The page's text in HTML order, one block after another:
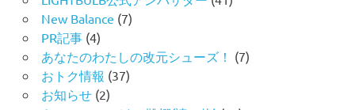
New Balance (7)
PR記事(4)
あなたのわたしの改元シューズ！ (7)
おトク情報 (37)
お知らせ(2)